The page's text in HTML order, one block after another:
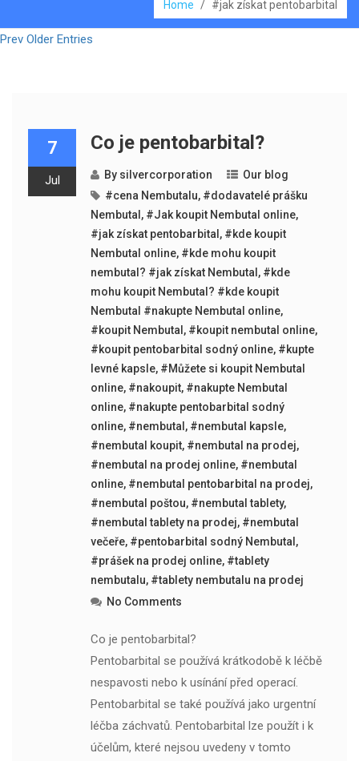
Home / #jak získat pentobarbital
Prev Older Entries
7
Jul
Co je pentobarbital?
By silvercorporation
Our blog
#cena Nembutalu, #dodavatelé prášku
Nembutal , #Jak koupit Nembutal online,
#jak získat pentobarbital , #kde koupit
Nembutal online, #kde mohu koupit
nembutal? #jak získat Nembutal , #kde
mohu koupit Nembutal? #kde koupit
Nembutal #nakupte Nembutal online,
#koupit Nembutal , #koupit nembutal online,
#koupit pentobarbital sodný online, #kupte
levné kapsle, #Můžete si koupit Nembutal
online, #nakoupit, #nakupte Nembutal
online, #nakupte pentobarbital sodný
online, #nembutal , #nembutal kapsle,
#nembutal koupit, #nembutal na prodej,
#nembutal na prodej online, #nembutal
online, #nembutal pentobarbital na prodej,
#nembutal poštou, #nembutal tablety,
#nembutal tablety na prodej, #nembutal
večeře, #pentobarbital sodný Nembutal ,
#prášek na prodej online, #tablety
nembutalu, #tablety nembutalu na prodej
No Comments
Co je pentobarbital?
Pentobarbital se používá krátkodobě k léčbě
nespavosti nebo k usínání před operací.
Pentobarbital se také používá jako urgentní
léčba záchvatů. Pentobarbital lze použít i k
účelům, které nejsou uvedeny v tomto